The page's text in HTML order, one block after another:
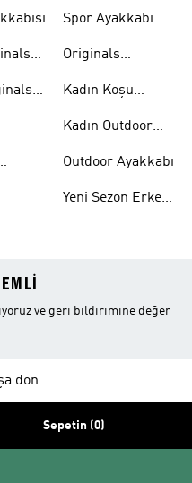
Spor Ayakkabı
Originals
Kadın Koşu
Kadın Outdoor
Outdoor Ayakkabı
Yeni Sezon Erkek
ve geri bildirimine değer
dön
Sepetin (0)